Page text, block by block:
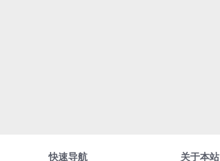
快速导航 关于本站